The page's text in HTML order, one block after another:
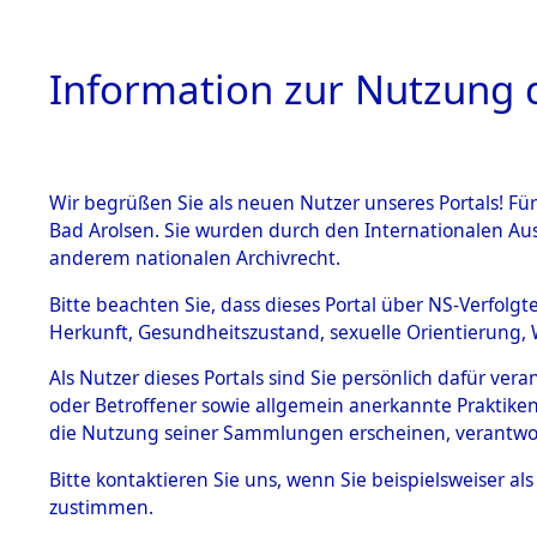
HOME
BESTÄNDE
Inhaftierungsdoku
mente
5. Verschiedenes
Todesmärsche
5.3.1 Alliierte
Information zur Nutzung
Wir begrüßen Sie als neuen Nutzer unseres Portals!
Bad Arolsen. Sie wurden durch den Internationalen
anderem nationalen Archivrecht.
Bitte beachten Sie, dass dieses Portal über NS-
Herkunft, Gesundheitszustand, sexuelle
Als Nutzer dieses Portals sind Sie persönlich dafür
oder Betroffener sowie allgemein anerkannte
die Nutzung seiner Sammlungen erscheinen,
Bitte kontaktieren Sie uns, wenn Sie beispielsweiser
zustimmen.